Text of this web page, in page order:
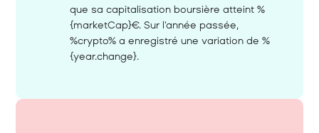
que sa capitalisation boursière atteint %
{marketCap}€. Sur l'année passée,
%crypto% a enregistré une variation de %
{year.change}.